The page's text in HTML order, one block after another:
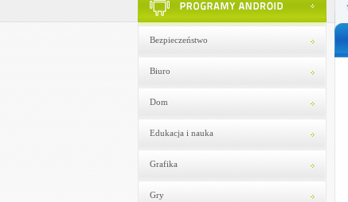
Bezpieczeństwo
Biuro
Dom
Edukacja i nauka
Grafika
Gry